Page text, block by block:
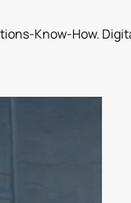
Know-How.